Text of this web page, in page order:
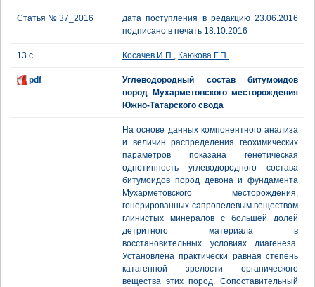
Статья № 37_2016
дата поступления в редакцию 23.06.2016
подписано в печать 18.10.2016
13 с. Косачев И.П., Каюкова Г.П.
pdf
Углеводородный состав битумоидов
пород Мухарметовского месторождения
Южно-Татарского свода
На основе данных компонентного анализа
и величин распределения геохимических
параметров показана генетическая
однотипность углеводородного состава
битумоидов пород девона и фундамента
Мухарметовского месторождения,
генерированных сапропелевым веществом
глинистых минералов с большей долей
детритного материала в
восстановительных условиях диагенеза.
Установлена практически равная степень
катагенной зрелости органического
вещества этих пород. Сопоставительный